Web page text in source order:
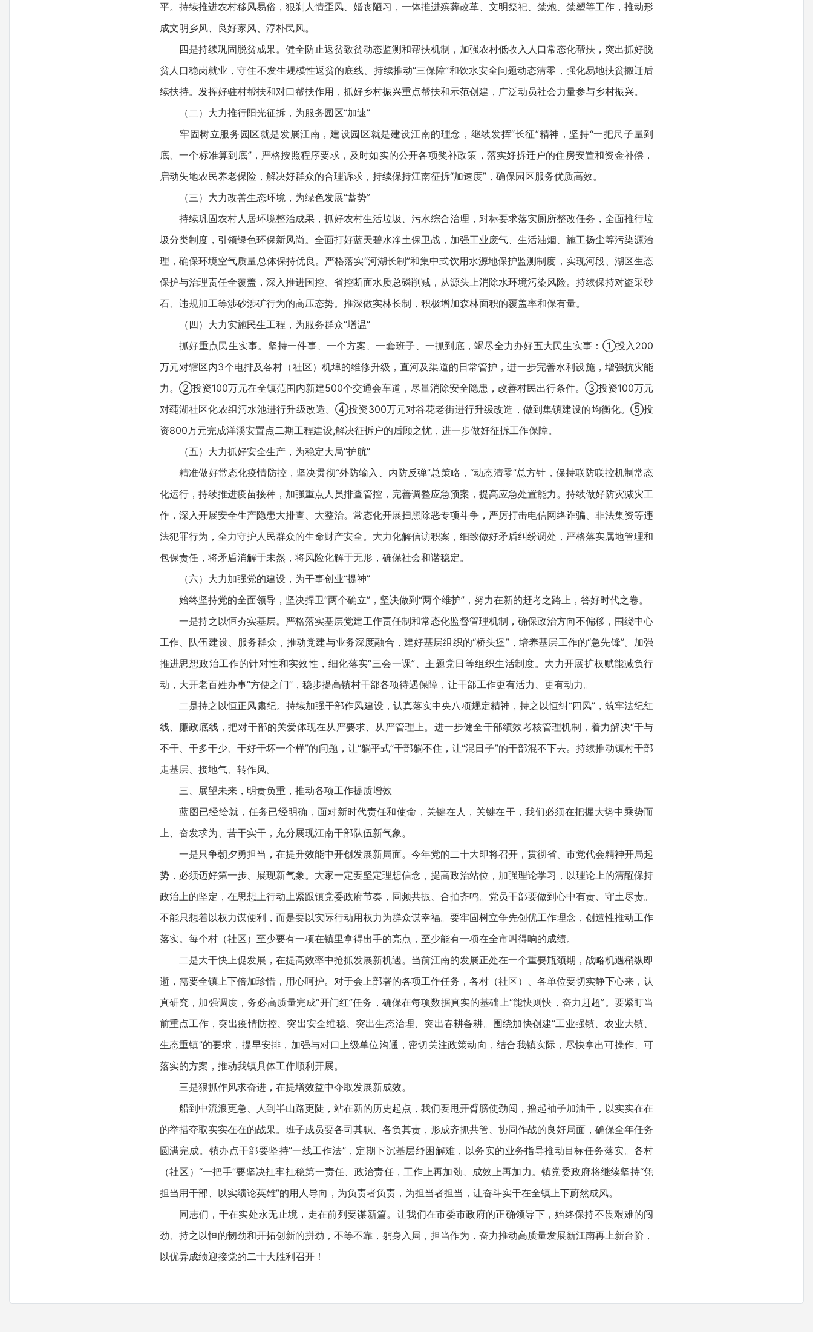
平。持续推进农村移风易俗，狠刹人情歪风、婚丧陋习，一体推进殡葬改革、文明祭祀、禁炮、禁塑等工作，推动形
成文明乡风、良好家风、淳朴民风。
四是持续巩固脱贫成果。健全防止返贫致贫动态监测和帮扶机制，加强农村低收入人口常态化帮扶，突出抓好脱
贫人口稳岗就业，守住不发生规模性返贫的底线。持续推动“三保障”和饮水安全问题动态清零，强化易地扶贫搬迁后
续扶持。发挥好驻村帮扶和对口帮扶作用，抓好乡村振兴重点帮扶和示范创建，广泛动员社会力量参与乡村振兴。
（二）大力推行阳光征拆，为服务园区“加速”
牢固树立服务园区就是发展江南，建设园区就是建设江南的理念，继续发挥“长征”精神，坚持“一把尺子量到
底、一个标准算到底”，严格按照程序要求，及时如实的公开各项奖补政策，落实好拆迁户的住房安置和资金补偿，
启动失地农民养老保险，解决好群众的合理诉求，持续保持江南征拆“加速度”，确保园区服务优质高效。
（三）大力改善生态环境，为绿色发展“蓄势”
持续巩固农村人居环境整治成果，抓好农村生活垃圾、污水综合治理，对标要求落实厕所整改任务，全面推行垃
圾分类制度，引领绿色环保新风尚。全面打好蓝天碧水净土保卫战，加强工业废气、生活油烟、施工扬尘等污染源治
理，确保环境空气质量总体保持优良。严格落实“河湖长制”和集中式饮用水源地保护监测制度，实现河段、湖区生态
保护与治理责任全覆盖，深入推进国控、省控断面水质总磷削减，从源头上消除水环境污染风险。持续保持对盗采砂
石、违规加工等涉砂涉矿行为的高压态势。推深做实林长制，积极增加森林面积的覆盖率和保有量。
（四）大力实施民生工程，为服务群众“增温”
抓好重点民生实事。坚持一件事、一个方案、一套班子、一抓到底，竭尽全力办好五大民生实事：①投入200
万元对辖区内3个电排及各村（社区）机埠的维修升级，直河及渠道的日常管护，进一步完善水利设施，增强抗灾能
力。②投资100万元在全镇范围内新建500个交通会车道，尽量消除安全隐患，改善村民出行条件。③投资100万元
对莼湖社区化农组污水池进行升级改造。④投资300万元对谷花老街进行升级改造，做到集镇建设的均衡化。⑤投
资800万元完成洋溪安置点二期工程建设,解决征拆户的后顾之忧，进一步做好征拆工作保障。
（五）大力抓好安全生产，为稳定大局“护航”
精准做好常态化疫情防控，坚决贯彻“外防输入、内防反弹”总策略，“动态清零”总方针，保持联防联控机制常态
化运行，持续推进疫苗接种，加强重点人员排查管控，完善调整应急预案，提高应急处置能力。持续做好防灾减灾工
作，深入开展安全生产隐患大排查、大整治。常态化开展扫黑除恶专项斗争，严厉打击电信网络诈骗、非法集资等违
法犯罪行为，全力守护人民群众的生命财产安全。大力化解信访积案，细致做好矛盾纠纷调处，严格落实属地管理和
包保责任，将矛盾消解于未然，将风险化解于无形，确保社会和谐稳定。
（六）大力加强党的建设，为干事创业“提神”
始终坚持党的全面领导，坚决捍卫“两个确立”，坚决做到“两个维护”，努力在新的赶考之路上，答好时代之卷。
一是持之以恒夯实基层。严格落实基层党建工作责任制和常态化监督管理机制，确保政治方向不偏移，围绕中心
工作、队伍建设、服务群众，推动党建与业务深度融合，建好基层组织的“桥头堡”，培养基层工作的“急先锋”。加强
推进思想政治工作的针对性和实效性，细化落实“三会一课”、主题党日等组织生活制度。大力开展扩权赋能减负行
动，大开老百姓办事“方便之门”，稳步提高镇村干部各项待遇保障，让干部工作更有活力、更有动力。
二是持之以恒正风肃纪。持续加强干部作风建设，认真落实中央八项规定精神，持之以恒纠“四风”，筑牢法纪红
线、廉政底线，把对干部的关爱体现在从严要求、从严管理上。进一步健全干部绩效考核管理机制，着力解决“干与
不干、干多干少、干好干坏一个样”的问题，让“躺平式”干部躺不住，让“混日子”的干部混不下去。持续推动镇村干部
走基层、接地气、转作风。
三、展望未来，明责负重，推动各项工作提质增效
蓝图已经绘就，任务已经明确，面对新时代责任和使命，关键在人，关键在干，我们必须在把握大势中乘势而
上、奋发求为、苦干实干，充分展现江南干部队伍新气象。
一是只争朝夕勇担当，在提升效能中开创发展新局面。今年党的二十大即将召开，贯彻省、市党代会精神开局起
势，必须迈好第一步、展现新气象。大家一定要坚定理想信念，提高政治站位，加强理论学习，以理论上的清醒保持
政治上的坚定，在思想上行动上紧跟镇党委政府节奏，同频共振、合拍齐鸣。党员干部要做到心中有责、守土尽责。
不能只想着以权力谋便利，而是要以实际行动用权力为群众谋幸福。要牢固树立争先创优工作理念，创造性推动工作
落实。每个村（社区）至少要有一项在镇里拿得出手的亮点，至少能有一项在全市叫得响的成绩。
二是大干快上促发展，在提高效率中抢抓发展新机遇。当前江南的发展正处在一个重要瓶颈期，战略机遇稍纵即
逝，需要全镇上下倍加珍惜，用心呵护。对于会上部署的各项工作任务，各村（社区）、各单位要切实静下心来，认
真研究，加强调度，务必高质量完成“开门红”任务，确保在每项数据真实的基础上“能快则快，奋力赶超”。要紧盯当
前重点工作，突出疫情防控、突出安全维稳、突出生态治理、突出春耕备耕。围绕加快创建“工业强镇、农业大镇、
生态重镇”的要求，提早安排，加强与对口上级单位沟通，密切关注政策动向，结合我镇实际，尽快拿出可操作、可
落实的方案，推动我镇具体工作顺利开展。
三是狠抓作风求奋进，在提增效益中夺取发展新成效。
船到中流浪更急、人到半山路更陡，站在新的历史起点，我们要甩开臂膀使劲闯，撸起袖子加油干，以实实在在
的举措夺取实实在在的战果。班子成员要各司其职、各负其责，形成齐抓共管、协同作战的良好局面，确保全年任务
圆满完成。镇办点干部要坚持“一线工作法”，定期下沉基层纾困解难，以务实的业务指导推动目标任务落实。各村
（社区）“一把手”要坚决扛牢扛稳第一责任、政治责任，工作上再加劲、成效上再加力。镇党委政府将继续坚持“凭
担当用干部、以实绩论英雄”的用人导向，为负责者负责，为担当者担当，让奋斗实干在全镇上下蔚然成风。
同志们，干在实处永无止境，走在前列要谋新篇。让我们在市委市政府的正确领导下，始终保持不畏艰难的闯
劲、持之以恒的韧劲和开拓创新的拼劲，不等不靠，躬身入局，担当作为，奋力推动高质量发展新江南再上新台阶，
以优异成绩迎接党的二十大胜利召开！